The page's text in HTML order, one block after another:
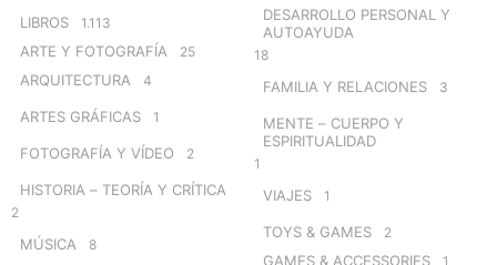
LIBROS 1.113
ARTE Y FOTOGRAFÍA 25
ARQUITECTURA 4
ARTES GRÁFICAS 1
FOTOGRAFÍA Y VÍDEO 2
HISTORIA – TEORÍA Y CRÍTICA
2
MÚSICA 8
DESARROLLO PERSONAL Y
AUTOAYUDA
18
FAMILIA Y RELACIONES 3
MENTE – CUERPO Y
ESPIRITUALIDAD
1
VIAJES 1
TOYS & GAMES 2
GAMES & ACCESSORIES 1